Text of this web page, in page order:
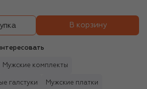
В корзину
Мужские комплекты
галстуки Мужские платки